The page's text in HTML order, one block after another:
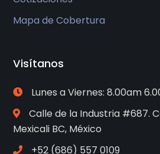
Mapa de Cobertura
Visítanos
Lunes a Viernes: 8.00am
Calle de la Industria #687.
Mexicali BC, México
+52 (686) 557 0109